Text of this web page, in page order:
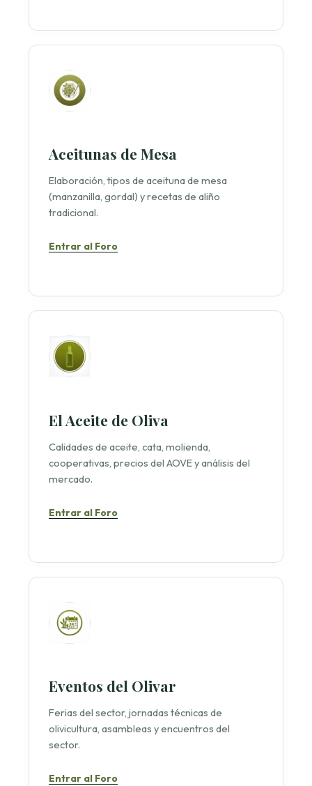
Aceitunas de Mesa
Elaboración, tipos de aceituna de mesa
(manzanilla, gordal) y recetas de aliño
tradicional.
Entrar al Foro
El Aceite de Oliva
Calidades de aceite, cata, molienda,
cooperativas, precios del AOVE y análisis del
mercado.
Entrar al Foro
Eventos del Olivar
Ferias del sector, jornadas técnicas de
olivicultura, asambleas y encuentros del
sector.
Entrar al Foro